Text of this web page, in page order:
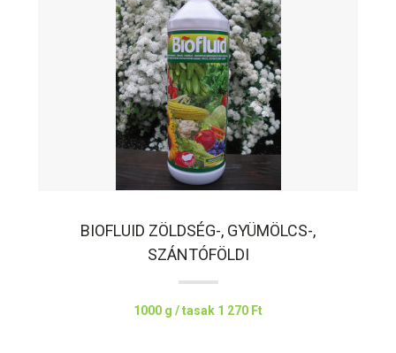
BIOFLUID ZÖLDSÉG-, GYÜMÖLCS-,
SZÁNTÓFÖLDI
1000 g / tasak 1 270 Ft